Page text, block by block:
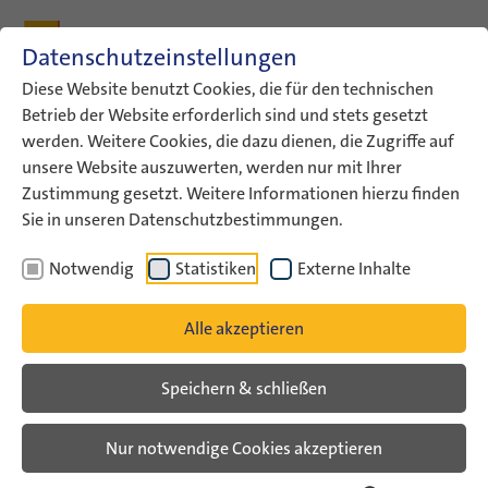
Datenschutzeinstellungen
Diese Website benutzt Cookies, die für den technischen
Betrieb der Website erforderlich sind und stets gesetzt
werden. Weitere Cookies, die dazu dienen, die Zugriffe auf
unsere Website auszuwerten, werden nur mit Ihrer
Zustimmung gesetzt. Weitere Informationen hierzu finden
Sie in unseren Datenschutzbestimmungen.
Notwendig Statistiken Externe Inhalte
Alle akzeptieren
Speichern & schließen
Nur notwendige Cookies akzeptieren
ConAct Aktuelles Dorit Levi
Israel nach dem 7. Oktober –
Stimmen aus Jugendarbeit und
Gesellschaft
Veranstaltungsarchiv
Online-Gespräch mit Dorit Levi
**English version below**